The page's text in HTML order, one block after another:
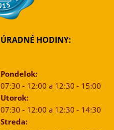
ÚRADNÉ HODINY:
Pondelok:
07:30 - 12:00 a 12:30 - 15:00
Utorok:
07:30 - 12:00 a 12:30 - 14:30
Streda: